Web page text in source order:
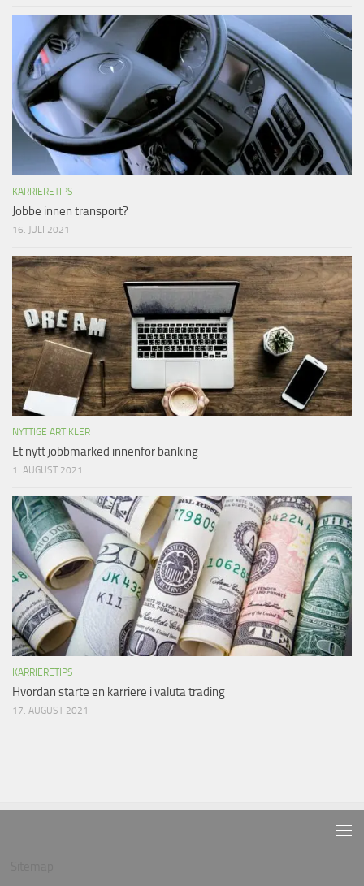
KARRIERETIPS
Jobbe innen transport?
16. JULI 2021
NYTTIGE ARTIKLER
Et nytt jobbmarked innenfor banking
1. AUGUST 2021
KARRIERETIPS
Hvordan starte en karriere i valuta trading
17. AUGUST 2021